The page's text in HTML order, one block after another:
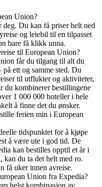
Union?
Du kan få priser helt ned
og leiebil til en tilpasset
bare få klikk unna.
til European Union?
får du tilgang til alt du
ett og samme sted. Du
til utflukter og aktiviteter,
du kombinerer bestillingene
1 000 000 hoteller i hele
å finne det du ønsker.
ferien min i European
tidspunktet for å kjøpe
å være ute i god tid. De
kan bestilles opptil et år i
du ta det helt med ro.
få uker innen avreise.
Union fra Expedia?
helst kombinasjon av